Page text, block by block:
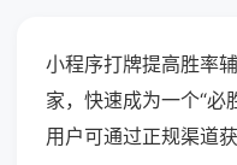
小程序打牌提高胜率
家，快速成为一个“必
用户可通过正规渠道获